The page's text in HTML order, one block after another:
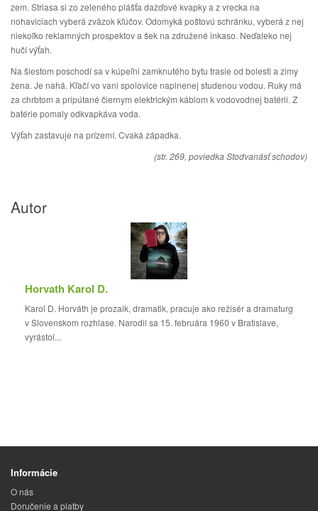
zem. Striasa si zo zeleného plášťa dažďové kvapky a z vrecka na
nohaviciach vyberá zväzok kľúčov. Odomyká poštovú schránku, vyberá z nej
niekoľko reklamných prospektov a šek na združené inkaso. Neďaleko nej
hučí výťah.
Na šiestom poschodí sa v kúpeľni zamknutého bytu trasie od bolesti a zimy
žena. Je nahá. Kľačí vo vani spolovice naplnenej studenou vodou. Ruky má
za chrbtom a pripútané čiernym elektrickým káblom k vodovodnej batérii. Z
batérie pomaly odkvapkáva voda.
Výťah zastavuje na prízemí. Cvaká západka.
(str. 269, poviedka Stodvanásť schodov)
Autor
Horvath Karol D.
Karol D. Horváth je prozaik, dramatik, pracuje ako režisér a dramaturg
v Slovenskom rozhlase. Narodil sa 15. februára 1960 v Bratislave,
vyrástol...
Informácie
O nás
Doručenie a platby